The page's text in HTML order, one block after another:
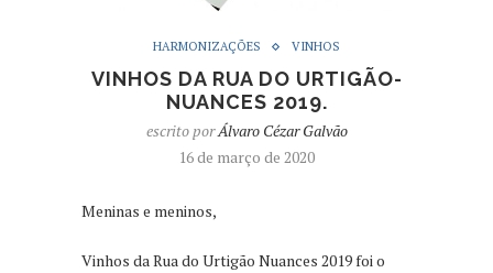
HARMONIZAÇÕES VINHOS
VINHOS DA RUA DO URTIGÃO-
NUANCES 2019.
escrito porÁlvaro Cézar Galvão
16 de março de 2020
Meninas e meninos,
Vinhos da Rua do Urtigão Nuances 2019 foi o